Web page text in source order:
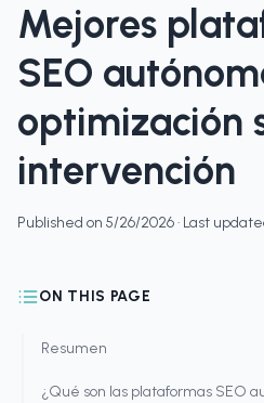
Mejores
SEO
optimización
intervención
Published on 5/26/2026· Last
ON THIS PAGE
Resumen
¿Qué son las plataformas SEO